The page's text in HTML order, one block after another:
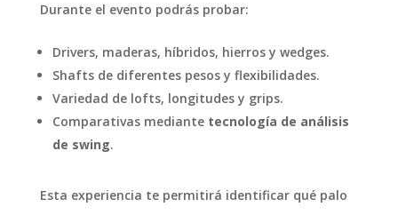
Durante el evento podrás probar:
Drivers, maderas, híbridos, hierros y wedges.
Shafts de diferentes pesos y flexibilidades.
Variedad de lofts, longitudes y grips.
Comparativas mediante tecnología de análisis
de swing.
Esta experiencia te permitirá identificar qué palo